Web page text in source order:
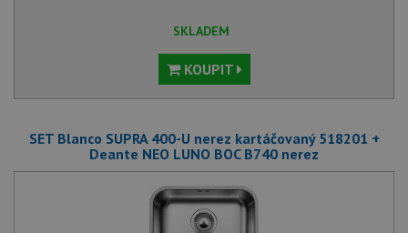
SKLADEM
KOUPIT
SET Blanco SUPRA 400-U nerez kartáčovaný 518201 +
Deante NEO LUNO BOC B740 nerez